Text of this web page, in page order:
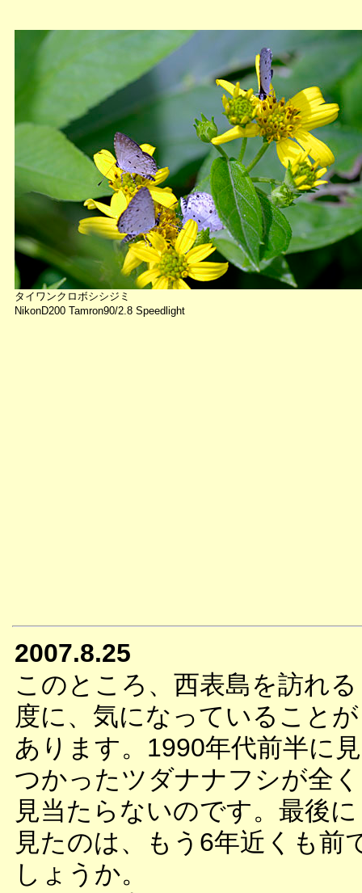
タイワンクロボシシジミ
NikonD200 Tamron90/2.8 Speedlight
2007.8.25
このところ、西表島を訪れる
度に、気になっていることが
あります。1990年代前半に見
つかったツダナナフシが全く
見当たらないのです。最後に
見たのは、もう6年近くも前
しょうか。